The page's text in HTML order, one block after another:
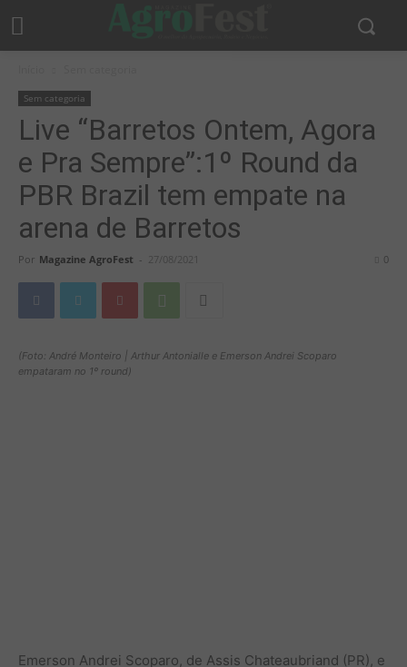
Sem categoria
Live “Barretos Ontem, Agora
e Pra Sempre”:1º Round da
PBR Brazil tem empate na
arena de Barretos
Por Magazine AgroFest - 27/08/2021 0
(Foto: André Monteiro | Arthur Antonialle e Emerson Andrei Scoparo
empataram no 1º round)
Emerson Andrei Scoparo, de Assis Chateaubriand (PR), e